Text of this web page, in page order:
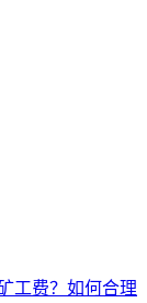
工费？如何合理